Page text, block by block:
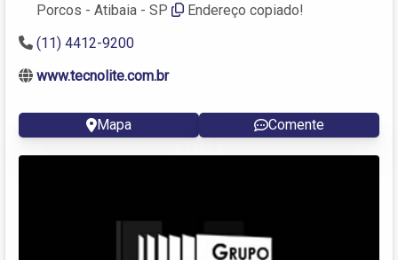
Porcos - Atibaia - SP
Endereço copiado!
(11) 4412-9200
www.tecnolite.com.br
Mapa Comente